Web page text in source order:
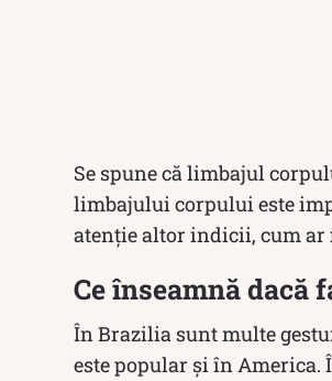
Se spune că limbajul
limbajului corpului este
atenție altor indicii, cum
Ce înseamnă dacă
În Brazilia sunt multe
este popular și în America.